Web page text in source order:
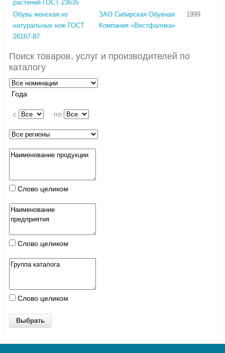
растений ГОСТ 23635
Обувь женская из
натуральных кож ГОСТ
26167-87
ЗАО Сибирская Обувная
Компания «Вестфалика»
1999
Поиск товаров, услуг и производителей по
каталогу
Года
c по
Слово целиком
Слово целиком
Слово целиком